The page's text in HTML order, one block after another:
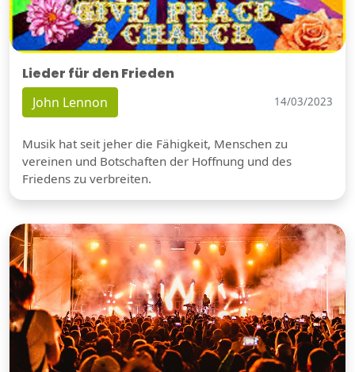
Lieder für den Frieden
John Lennon 14/03/2023
Musik hat seit jeher die Fähigkeit, Menschen zu
vereinen und Botschaften der Hoffnung und des
Friedens zu verbreiten.